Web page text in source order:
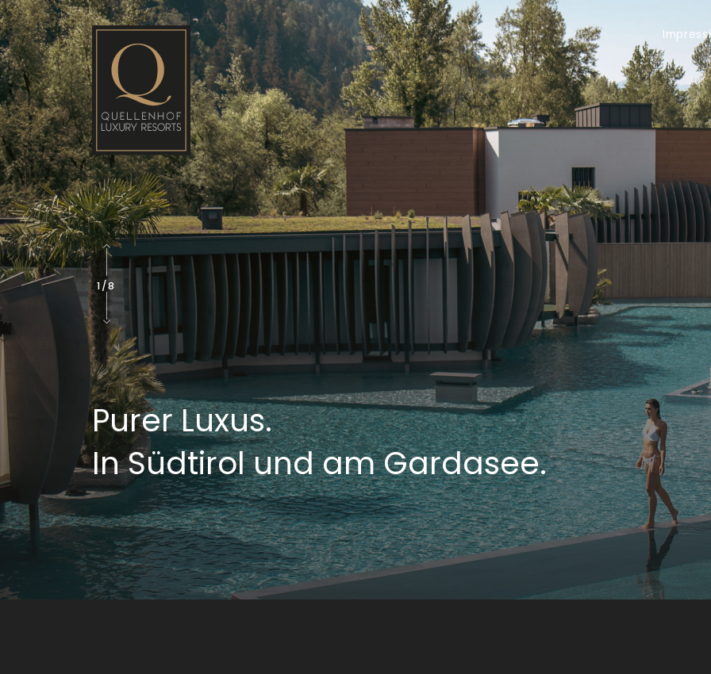
Impressionen
Quellenhof Luxury Resort Passeier
Quellenhof See Lodge
Hotel | Chalet Das Alpenschlössel
Quellenhof Luxury Resort Lazise
Quellenhof Luxury Resort Passeier
Quellenhof See Lodge
Hotel | Chalet Das Alpenschlössel
Quellenhof Luxury Resort Lazise
2/8
Purer Luxus.
In Südtirol und am Gardasee.
Quellenhof Luxury Resort
Quellenhof See Lodge
Hotel | Chalet Das
Quellenhof Luxury Resort
Quellenhof Luxury
Quellenhof See
Hotel | Chalet Das
Quellenhof Luxury